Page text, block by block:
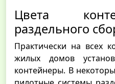
Цвета
раздельного
Практически на всех
жилых домов
контейнеры. В